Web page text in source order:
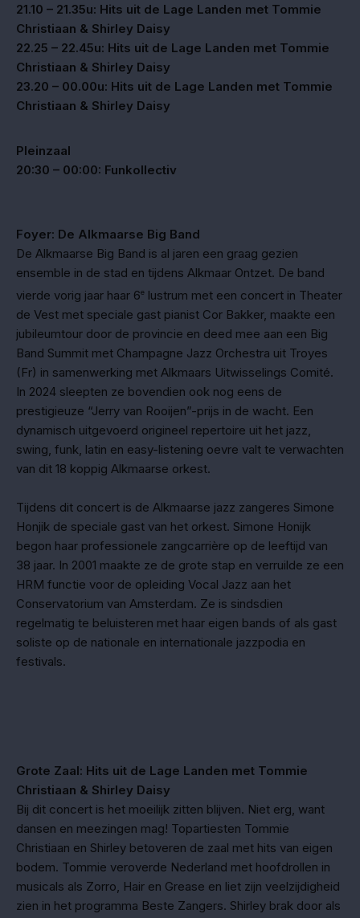
21.10 – 21.35u: Hits uit de Lage Landen met Tommie
Christiaan & Shirley Daisy
22.25 – 22.45u: Hits uit de Lage Landen met Tommie
Christiaan & Shirley Daisy
23.20 – 00.00u: Hits uit de Lage Landen met Tommie
Christiaan & Shirley Daisy
Pleinzaal
20:30 – 00:00: Funkollectiv
Foyer: De Alkmaarse Big Band
De Alkmaarse Big Band is al jaren een graag gezien
ensemble in de stad en tijdens Alkmaar Ontzet. De band
vierde vorig jaar haar 6e lustrum met een concert in Theater
de Vest met speciale gast pianist Cor Bakker, maakte een
jubileumtour door de provincie en deed mee aan een Big
Band Summit met Champagne Jazz Orchestra uit Troyes
(Fr) in samenwerking met Alkmaars Uitwisselings Comité.
In 2024 sleepten ze bovendien ook nog eens de
prestigieuze “Jerry van Rooijen”-prijs in de wacht. Een
dynamisch uitgevoerd origineel repertoire uit het jazz,
swing, funk, latin en easy-listening oevre valt te verwachten
van dit 18 koppig Alkmaarse orkest.
Tijdens dit concert is de Alkmaarse jazz zangeres Simone
Honjik de speciale gast van het orkest. Simone Honijk
begon haar professionele zangcarrière op de leeftijd van
38 jaar. In 2001 maakte ze de grote stap en verruilde ze een
HRM functie voor de opleiding Vocal Jazz aan het
Conservatorium van Amsterdam. Ze is sindsdien
regelmatig te beluisteren met haar eigen bands of als gast
soliste op de nationale en internationale jazzpodia en
festivals.
Grote Zaal: Hits uit de Lage Landen met Tommie
Christiaan & Shirley Daisy
Bij dit concert is het moeilijk zitten blijven. Niet erg, want
dansen en meezingen mag! Topartiesten Tommie
Christiaan en Shirley betoveren de zaal met hits van eigen
bodem. Tommie veroverde Nederland met hoofdrollen in
musicals als Zorro, Hair en Grease en liet zijn veelzijdigheid
zien in het programma Beste Zangers. Shirley brak door als